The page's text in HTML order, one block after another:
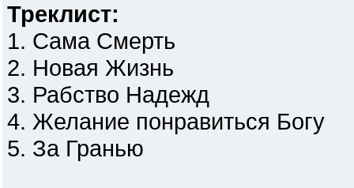
Треклист:
1. Cама Смерть
2. Новая Жизнь
3. Рабство Надежд
4. Желание понравиться Богу
5. За Гранью